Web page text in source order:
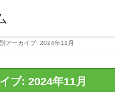
アーカイブ: 2024年11月
ブ: 2024年11月